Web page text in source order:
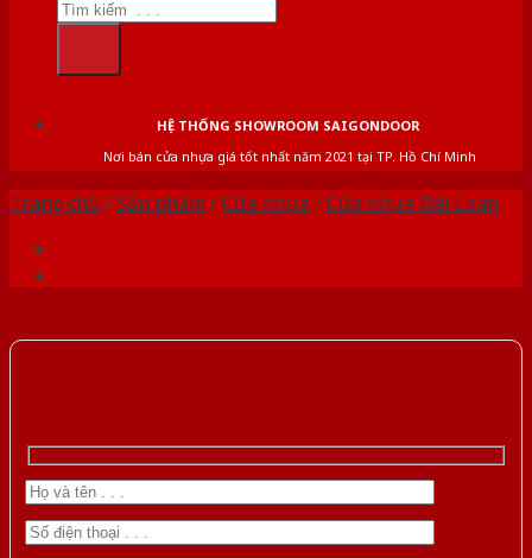
HỆ THỐNG SHOWROOM SAIGONDOOR
Nơi bán cửa nhựa giá tốt nhất năm 2021 tại TP. Hồ Chí Minh
Trang chủ /Sản phẩm /Cửa nhựa /Cửa nhựa Đài Loan